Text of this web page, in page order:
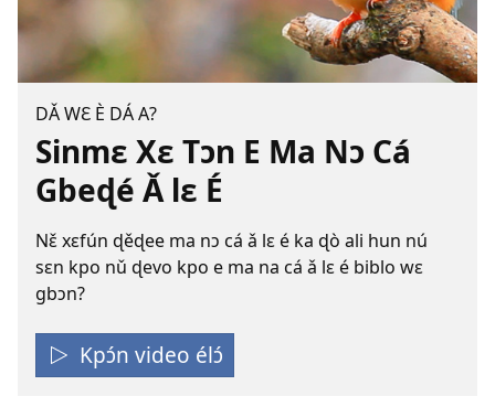
DǍ WƐ È DÁ A?
Sinmɛ Xɛ Tɔn E Ma Nɔ Cá
Gbeɖé Ǎ lɛ É
Nɛ̌ xɛfún ɖěɖee ma nɔ cá ǎ lɛ é ka ɖò ali hun nú
sɛn kpo nǔ ɖevo kpo e ma na cá ǎ lɛ é biblo wɛ
gbɔn?
Kpɔ́n video élɔ́